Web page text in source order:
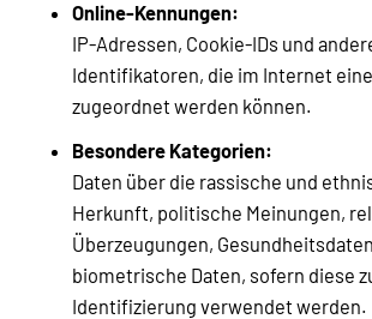
Online-Kennungen:
IP-Adressen, Cookie-IDs und
Identifikatoren, die im Internet
zugeordnet werden können.
Besondere Kategorien:
Daten über die rassische und
Herkunft, politische Meinungen,
Überzeugungen,
biometrische Daten, sofern diese
Identifizierung verwendet werden.